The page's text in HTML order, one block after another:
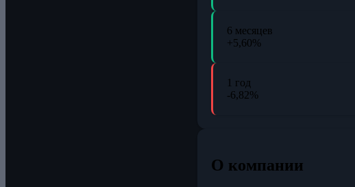
6 месяцев
+5,60%
1 год
-6,82%
О компании